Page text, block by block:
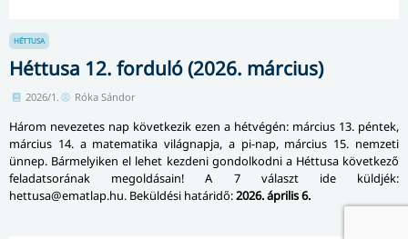
HÉTTUSA
Héttusa 12. forduló (2026. március)
2026/1. Róka Sándor
Három nevezetes nap következik ezen a hétvégén: március 13. péntek,
március 14. a matematika világnapja, a pi-nap, március 15. nemzeti
ünnep. Bármelyiken el lehet kezdeni gondolkodni a Héttusa következő
feladatsorának megoldásain! A 7 választ ide küldjék:
hettusa@ematlap.hu. Beküldési határidő:2026. április 6.